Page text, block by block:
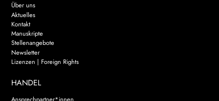
Über uns
Aktuelles
Kontakt
Manuskripte
Stellenangebote
Newsletter
Lizenzen | Foreign Rights
HANDEL